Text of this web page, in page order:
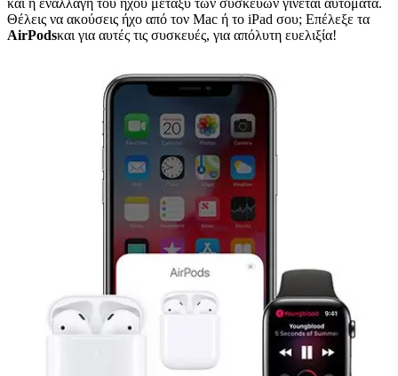
και η εναλλαγή του ήχου μεταξύ των συσκευών γίνεται αυτόματα.
Θέλεις να ακούσεις ήχο από τον Mac ή το iPad σου; Επέλεξε τα
AirPodsκαι για αυτές τις συσκευές, για απόλυτη ευελιξία!